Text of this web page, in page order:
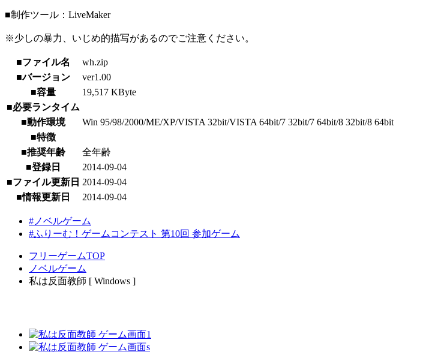
■制作ツール：LiveMaker
※少しの暴力、いじめ的描写があるのでご注意ください。
■ファイル名
wh.zip
■バージョン
ver1.00
■容量
19,517 KByte
■必要ランタイム
■動作環境
Win 95/98/2000/ME/XP/VISTA 32bit/VISTA 64bit/7 32bit/7 64bit/8 32bit/8 64bit
■特徴
■推奨年齢
全年齢
■登録日
2014-09-04
■ファイル更新日 2014-09-04
■情報更新日
2014-09-04
#ノベルゲーム
#ふりーむ！ゲームコンテスト 第10回 参加ゲーム
フリーゲームTOP
ノベルゲーム
私は反面教師 [ Windows ]